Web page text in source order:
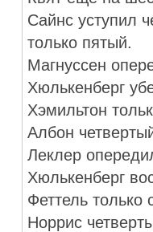
Сайнс уступил
только пятый.
Магнуссен
Хюлькенберг
Хэмильтон
Албон
Леклер
Хюлькенберг
Феттель
Норрис